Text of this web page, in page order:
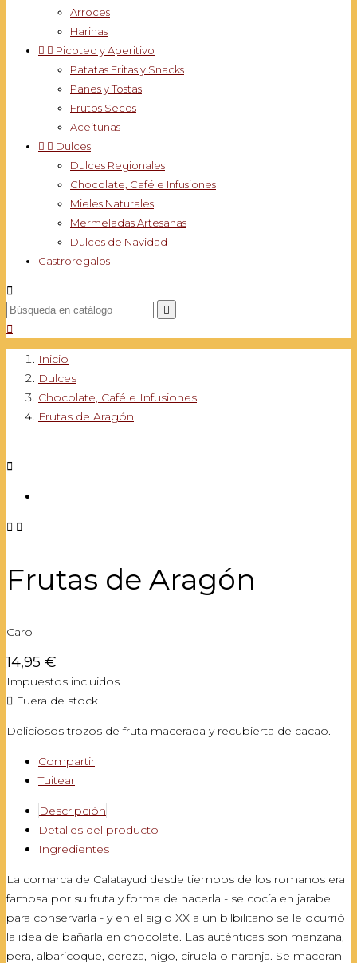
Arroces
Harinas
  Picoteo y Aperitivo
Patatas Fritas y Snacks
Panes y Tostas
Frutos Secos
Aceitunas
  Dulces
Dulces Regionales
Chocolate, Café e Infusiones
Mieles Naturales
Mermeladas Artesanas
Dulces de Navidad
Gastroregalos



Inicio
Dulces
Chocolate, Café e Infusiones
Frutas de Aragón

 
Frutas de Aragón
Caro
14,95 €
Impuestos incluidos
 Fuera de stock
Deliciosos trozos de fruta macerada y recubierta de cacao.
Compartir
Tuitear
Descripción
Detalles del producto
Ingredientes
La comarca de Calatayud desde tiempos de los romanos era
famosa por su fruta y forma de hacerla - se cocía en jarabe
para conservarla - y en el siglo XX a un bilbilitano se le ocurrió
la idea de bañarla en chocolate. Las auténticas son manzana,
pera, albaricoque, cereza, higo, ciruela o naranja. Se maceran